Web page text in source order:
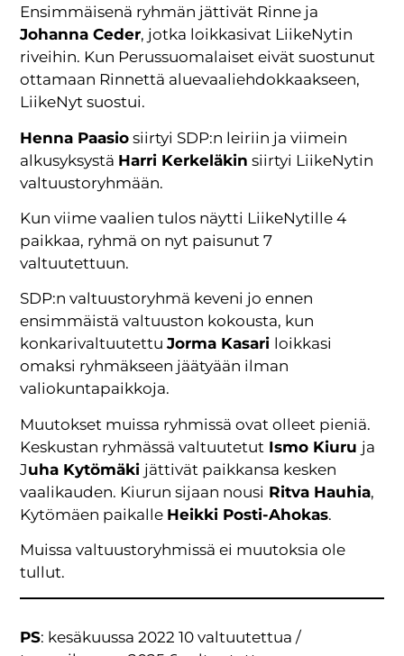
Ensimmäisenä ryhmän jättivät Rinne ja
Johanna Ceder, jotka loikkasivat LiikeNytin
riveihin. Kun Perussuomalaiset eivät suostunut
ottamaan Rinnettä aluevaaliehdokkaakseen,
LiikeNyt suostui.
Henna Paasio siirtyi SDP:n leiriin ja viimein
alkusyksystä Harri Kerkeläkin siirtyi LiikeNytin
valtuustoryhmään.
Kun viime vaalien tulos näytti LiikeNytille 4
paikkaa, ryhmä on nyt paisunut 7
valtuutettuun.
SDP:n valtuustoryhmä keveni jo ennen
ensimmäistä valtuuston kokousta, kun
konkarivaltuutettuJorma Kasari loikkasi
omaksi ryhmäkseen jäätyään ilman
valiokuntapaikkoja.
Muutokset muissa ryhmissä ovat olleet pieniä.
Keskustan ryhmässä valtuutetut Ismo Kiuru ja
Juha Kytömäki jättivät paikkansa kesken
vaalikauden. Kiurun sijaan nousi Ritva Hauhia,
Kytömäen paikalle Heikki Posti-Ahokas.
Muissa valtuustoryhmissä ei muutoksia ole
tullut.
PS: kesäkuussa 2022 10 valtuutettua /